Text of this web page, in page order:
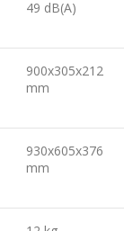
49 dB(A)
900x305x212
mm
930x605x376
mm